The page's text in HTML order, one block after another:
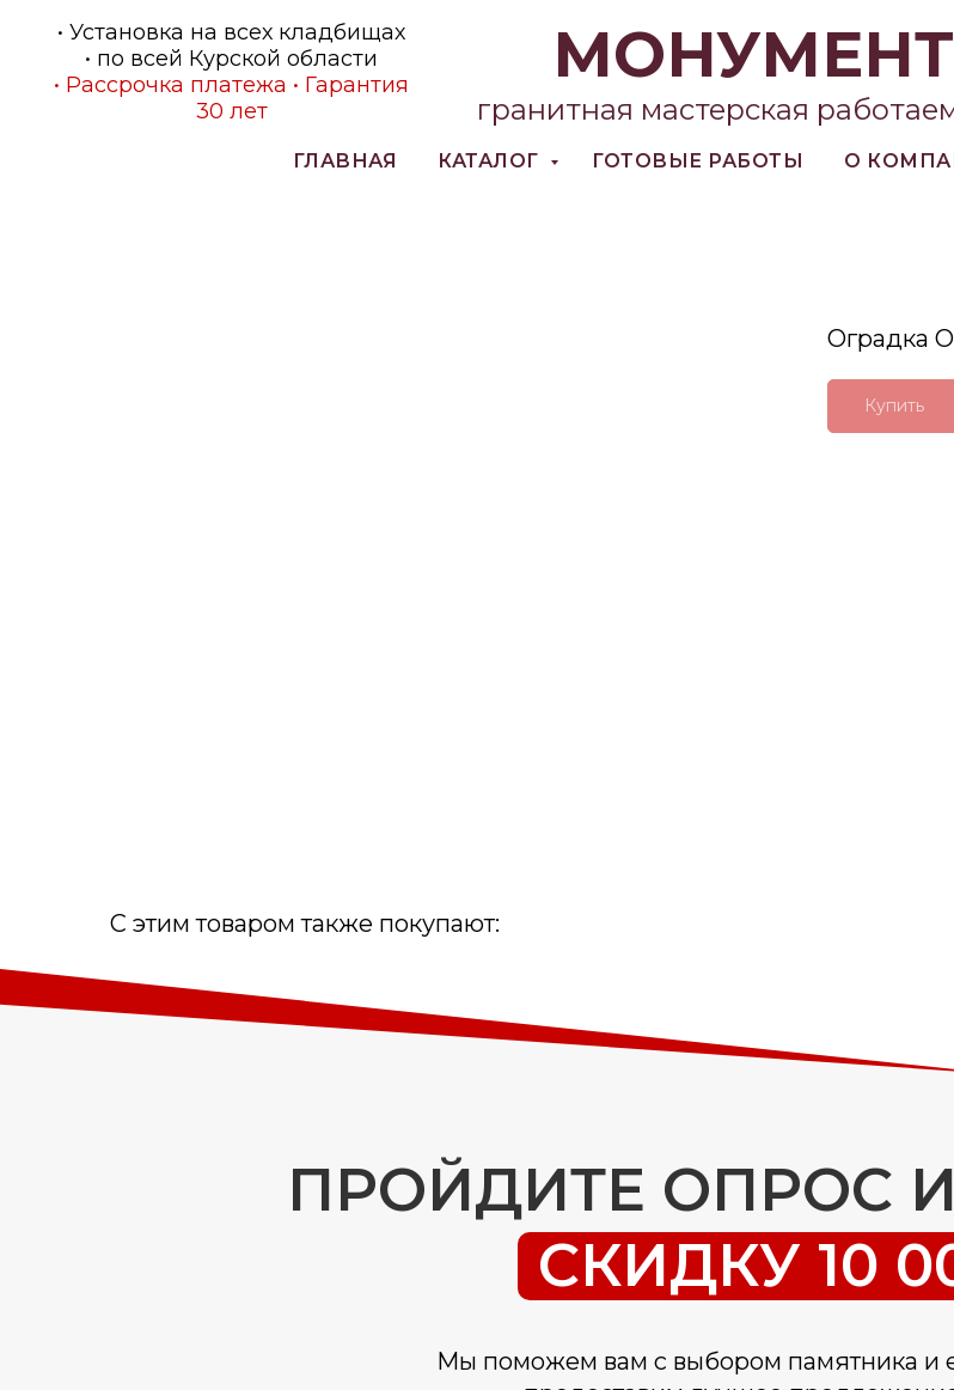
МОНУМЕНТ
гранитная мастерская
• Установка на всех кладбищах
• по всей Курской области
• Рассрочка платежа • Гарантия
30 лет
ГЛАВНАЯ КАТАЛОГ ГОТОВЫЕ РАБОТЫ О
Оградка
Купить
С этим товаром также покупают:
ПРОЙДИТЕ ОПРОС
СКИДКУ 10
Мы поможем вам с выбором памятника и